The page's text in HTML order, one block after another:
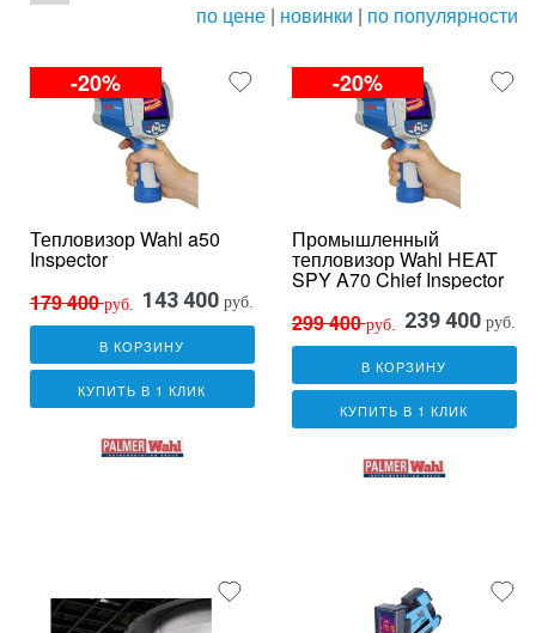
mse2_chunk_default
mse2_chunk_alternate
по цене | новинки | по популярности
-20%
Тепловизор Wahl a50
Inspector
179 400руб. 143 400 руб.
В КОРЗИНУ
КУПИТЬ В 1 КЛИК
-20%
Промышленный
тепловизор Wahl HEAT
SPY A70 Chief Inspector
299 400руб. 239 400 руб.
В КОРЗИНУ
КУПИТЬ В 1 КЛИК